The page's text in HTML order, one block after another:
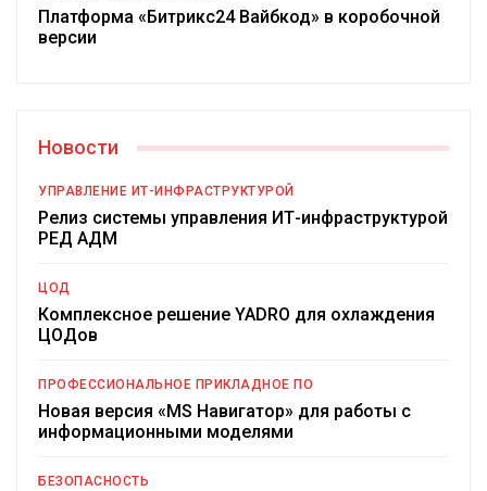
Платформа «Битрикс24 Вайбкод» в коробочной
версии
Новости
УПРАВЛЕНИЕ ИТ-ИНФРАСТРУКТУРОЙ
Релиз системы управления ИТ-инфраструктурой
РЕД АДМ
ЦОД
Комплексное решение YADRO для охлаждения
ЦОДов
ПРОФЕССИОНАЛЬНОЕ ПРИКЛАДНОЕ ПО
Новая версия «MS Навигатор» для работы с
информационными моделями
БЕЗОПАСНОСТЬ